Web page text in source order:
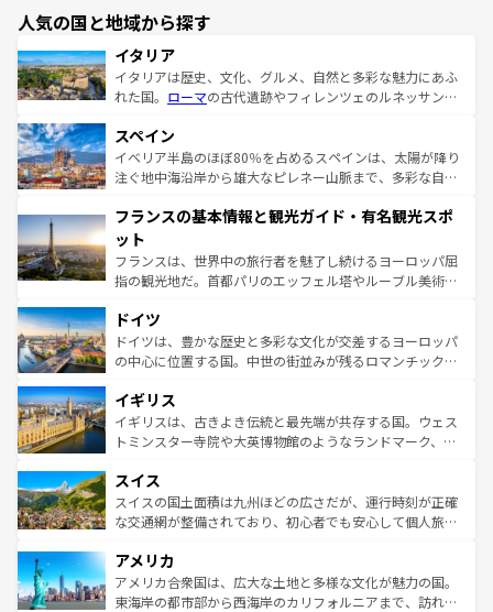
人気の国と地域から探す
イタリア
イタリアは歴史、文化、グルメ、自然と多彩な魅力にあふ
れた国。 ローマの古代遺跡やフィレンツェのルネッサンス
ろん、トスカーナの美しい田園風景やアマルフィ海岸の絶
景など、自然景観も見逃せない。観光の合間には、本場の
ピザやパスタなど、絶品のイタリア料理を堪能することも
ませてくれるイタリアで、忘れられない旅をしてみよう！
なお、新着のイタリア情報は
しい。
スペイン
イベリア半島のほぼ80％を占めるスペインは、太陽が降り
注ぐ地中海沿岸から雄大なピレネー山脈まで、多彩な自然
文化が根付くこの国では、情熱的なフラメンコ、熱気あふ
れる闘牛、そして美味しいタパスが生活の一部となってい
る。首都マドリードの洗練された雰囲気や、バルセロナの
アートに溢れた街角から、地方では古代ローマ遺跡や中世
せる。地方によって風土や気候が異なるスペインはその個
性で訪れる人を魅了する。 なお、新着のスペイン情報は コ
ンテンツ一覧を参照してほしい。
フランスの基本情報と観光ガイド・有名観光スポ
ット
フランスは、世界中の旅行者を魅了し続けるヨーロッパ屈
指の観光地だ。首都パリのエッフェル塔やルーブル美術館
で、幅広い魅力が詰まっている。華麗な宮殿、歴史的な大
聖堂、美しいビーチ、そして豊かな自然が、訪れる者を心
から魅了する。また、フランスは美食の国としても知ら
いる。シャンパンの発祥地であるランス、プロヴァンスの
香り高いラベンダー畑など、多彩な楽しみ方が可能だ。さ
らに、パリ以外の地域にも魅力が溢れており、どの街角に
れる地方に足を運ぶとそれぞれで全く異なる文化を体験で
きるだろう。 なお、新着のフランス情報はコンテンツ一覧
を参照してほしい。
ドイツ
ドイツは、豊かな歴史と多彩な文化が交差するヨーロッパ
の中心に位置する国。中世の街並みが残るロマンチック街
顔を持つこの国は、どこを歩いても飽きることがない。ベ
ルリンの文化的活気、バイエルン州のアルプスの絶景、そ
してライン川沿いのワイン畑といった風景は必見。ビール
は、お酒好きな人にはぜひ体験してほしい。 なお、新着の
ドイツ情報はコンテンツ一覧を参照してほしい。
イギリス
イギリスは、古きよき伝統と最先端が共存する国。ウェス
トミンスター寺院や大英博物館のようなランドマーク、歴
リアごとに異なる魅力がある。また、優雅なアフタヌーン
ティー、ビール好きにはたまらない英国パブ、サッカー観
戦など、本場だからこそできる体験も豊富。イギリスを旅
ンツ一覧を参照してほしい。
スイス
スイスの国土面積は九州ほどの広さだが、運行時刻が正確
な交通網が整備されており、初心者でも安心して個人旅行
の建物がそのまま残る町や、スイスならではのユニークな
博物館もあり、アルプス観光だけでなく町歩きも満喫する
ことができる。国民の所得が高いため物価も高いが、旅行
アメリカ
アメリカ合衆国は、広大な土地と多様な文化が魅力の国。
東海岸の都市部から西海岸のカリフォルニアまで、訪れる